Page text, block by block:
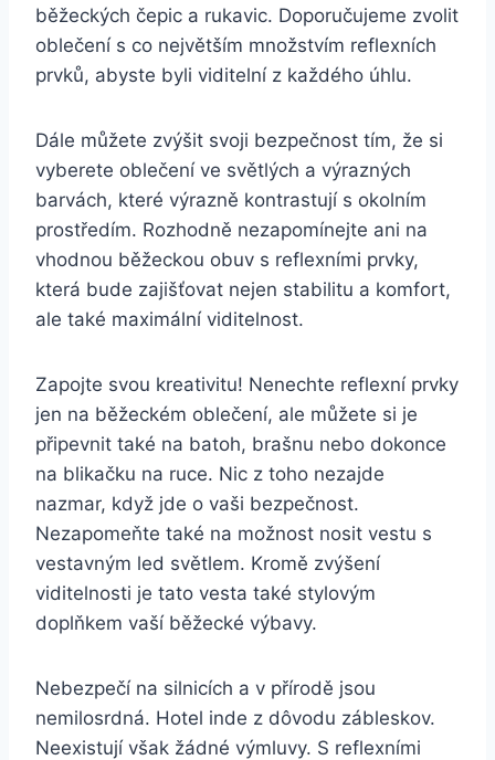
běžeckých čepic a rukavic. Doporučujeme zvolit
oblečení s co největším množstvím reflexních
prvků, abyste byli viditelní z každého úhlu.
Dále můžete zvýšit svoji bezpečnost tím, že si
vyberete oblečení ve světlých a výrazných
barvách, které výrazně kontrastují s okolním
prostředím. Rozhodně nezapomínejte ani na
vhodnou běžeckou obuv s reflexními prvky,
která bude zajišťovat nejen stabilitu a komfort,
ale také maximální viditelnost.
Zapojte svou kreativitu! Nenechte reflexní prvky
jen na běžeckém oblečení, ale můžete si je
připevnit také na batoh, brašnu nebo dokonce
na blikačku na ruce. Nic z toho nezajde
nazmar, když jde o vaši bezpečnost.
Nezapomeňte také na možnost nosit vestu s
vestavným led světlem. Kromě zvýšení
viditelnosti je tato vesta také stylovým
doplňkem vaší běžecké výbavy.
Nebezpečí na silnicích a v přírodě jsou
nemilosrdná. Hotel inde z dôvodu zábleskov.
Neexistují však žádné výmluvy. S reflexními